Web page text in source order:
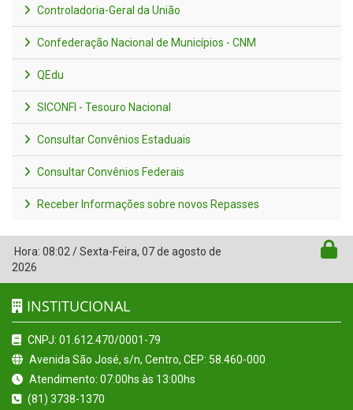
Controladoria-Geral da União
Confederação Nacional de Municípios - CNM
QEdu
SICONFI - Tesouro Nacional
Consultar Convênios Estaduais
Consultar Convênios Federais
Receber Informações sobre novos Repasses
Hora: 08:02 /Sexta-Feira, 07 de agosto de
2026
INSTITUCIONAL
CNPJ: 01.612.470/0001-79
Avenida São José, s/n, Centro, CEP: 58.460-000
Atendimento: 07:00hs às 13:00hs
(81) 3738-1370